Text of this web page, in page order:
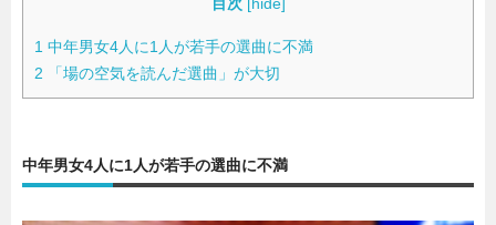
連載一覧
1 中年男女4人に1人が若手の選曲に不満
2 「場の空気を読んだ選曲」が大切
中年男女4人に1人が若手の選曲に不満